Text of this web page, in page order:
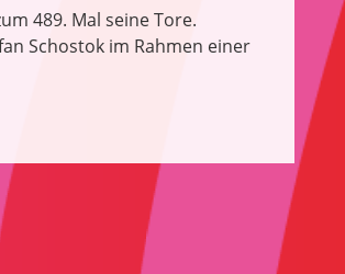
489. Mal seine Tore.
Schostok im Rahmen einer